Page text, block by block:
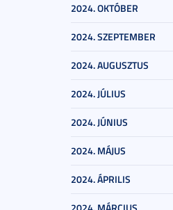
2024. OKTÓBER
2024. SZEPTEMBER
2024. AUGUSZTUS
2024. JÚLIUS
2024. JÚNIUS
2024. MÁJUS
2024. ÁPRILIS